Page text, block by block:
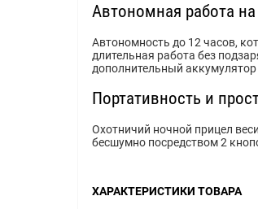
Автономная работа
Автономность до 12 часов,
длительная работа без
дополнительный
Портативность и
Охотничий ночной прицел
бесшумно посредством 2
ХАРАКТЕРИСТИКИ ТОВАРА